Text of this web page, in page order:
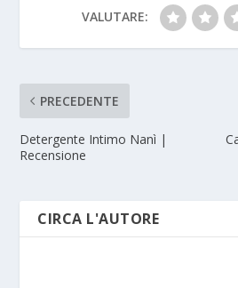
VALUTARE:
PRECEDENTE
Detergente Intimo Nanì |
Recensione
CIRCA L'AUTORE